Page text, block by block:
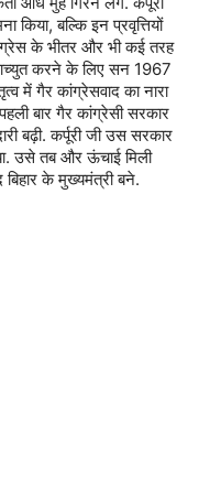
बल्कि इन प्रवृत्तियों
के भीतर और भी कई तरह
करने के लिए सन 1967
में गैर कांग्रेसवाद का नारा
बार गैर कांग्रेसी सरकार
बढ़ी. कर्पूरी जी उस सरकार
उसे तब और ऊंचाई मिली
के मुख्यमंत्री बने.